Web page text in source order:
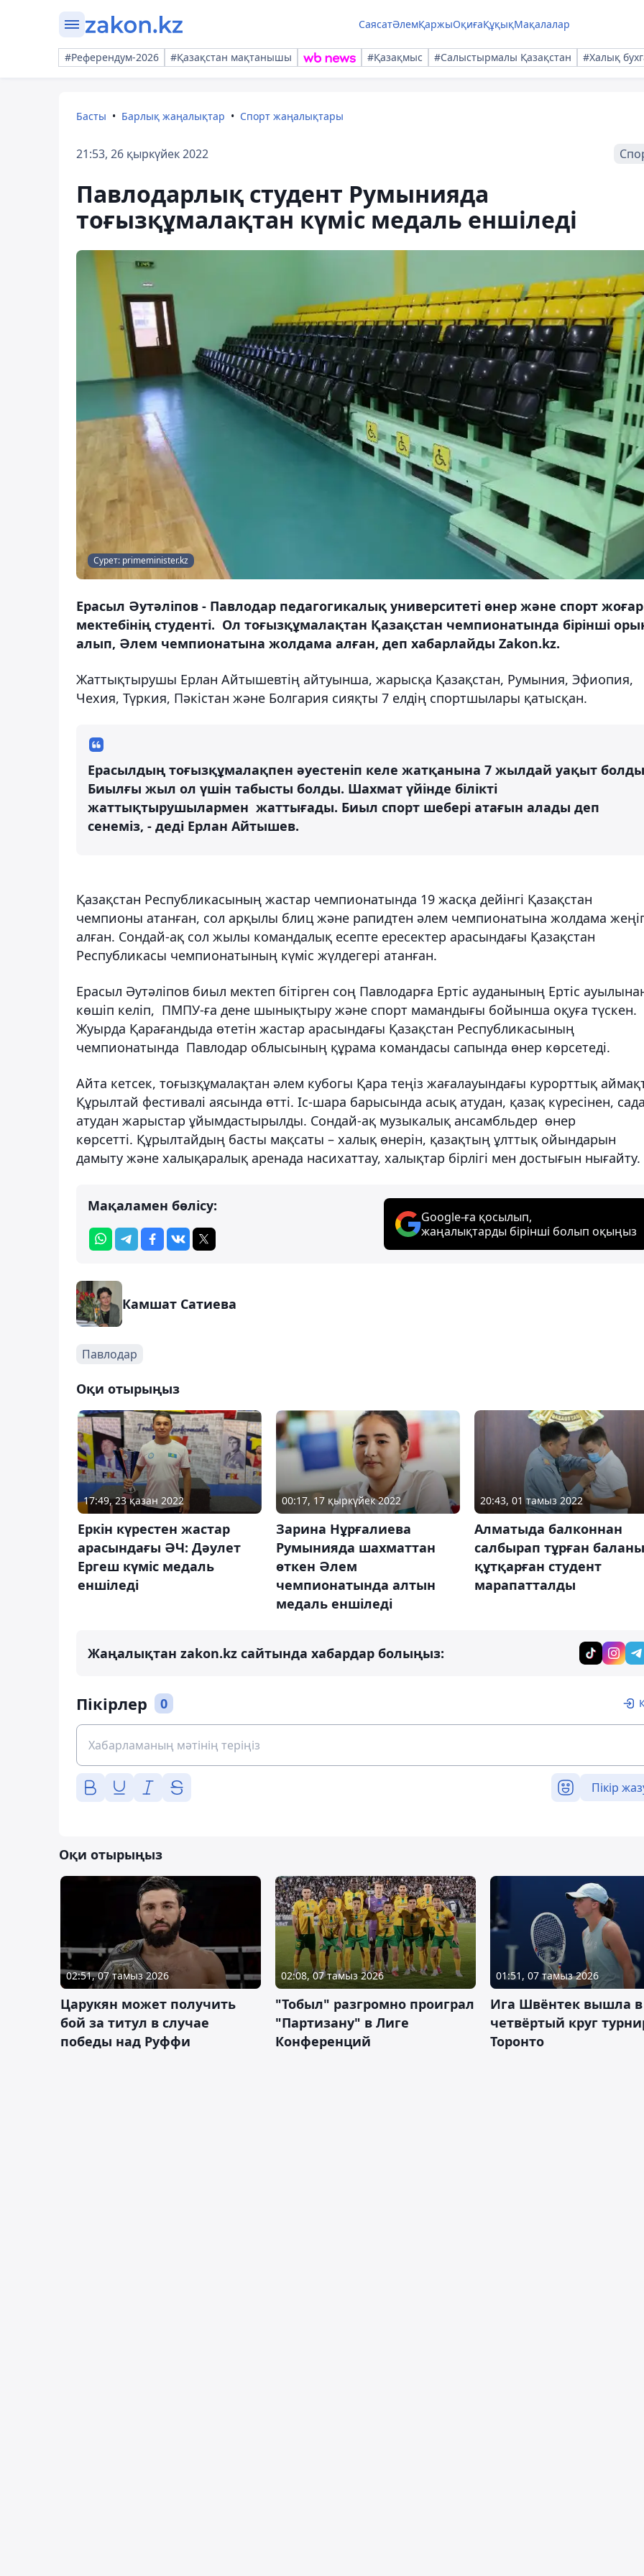
СаясатӘлемҚаржыОқиғаҚұқықМақалалар
#Референдум-2026 #Қазақстан мақтанышы #Қазақмыс #Салыстырмалы Қазақстан #Халық
Басты Барлық жаңалықтар Спорт жаңалықтары
21:53, 26 қыркүйек 2022
Павлодарлық студент Румынияда
тоғызқұмалақтан күміс медаль еншіледі
Сурет: primeminister.kz
Ерасыл Әутәліпов - Павлодар педагогикалық университеті өнер және спорт
мектебінің студенті. Ол тоғызқұмалақтан Қазақстан чемпионатында бірінші
алып, Әлем чемпионатына жолдама алған, деп хабарлайды Zakon.kz.
Жаттықтырушы Ерлан Айтышевтің айтуынша, жарысқа Қазақстан, Румыния, Эфиопия,
Чехия, Түркия, Пәкістан және Болгария сияқты 7 елдің спортшылары қатысқан.
Ерасылдың тоғызқұмалақпен әуестеніп келе жатқанына 7 жылдай уақыт
Биылғы жыл ол үшін табысты болды. Шахмат үйінде білікті
жаттықтырушылармен жаттығады. Биыл спорт шебері атағын алады деп
сенеміз, - деді Ерлан Айтышев.
Қазақстан Республикасының жастар чемпионатында 19 жасқа дейінгі Қазақстан
чемпионы атанған, сол арқылы блиц және рапидтен әлем чемпионатына жолдама
алған. Сондай-ақ сол жылы командалық есепте ересектер арасындағы Қазақстан
Республикасы чемпионатының күміс жүлдегері атанған.
Ерасыл Әутәліпов биыл мектеп бітірген соң Павлодарға Ертіс ауданының Ертіс
көшіп келіп, ПМПУ-ға дене шынықтыру және спорт мамандығы бойынша оқуға түскен.
Жуырда Қарағандыда өтетін жастар арасындағы Қазақстан Республикасының
чемпионатында Павлодар облысының құрама командасы сапында өнер көрсетеді.
Айта кетсек, тоғызқұмалақтан әлем кубогы Қара теңіз жағалауындағы курорттық
Құрылтай фестивалі аясында өтті. Іс-шара барысында асық атудан, қазақ күресінен,
атудан жарыстар ұйымдастырылды. Сондай-ақ музыкалық ансамбльдер өнер
көрсетті. Құрылтайдың басты мақсаты – халық өнерін, қазақтың ұлттық ойындарын
дамыту және халықаралық аренада насихаттау, халықтар бірлігі мен достығын нығайту.
Мақаламен бөлісу:
Google-ға қосылып,
жаңалықтарды бірінші болып оқыңыз
Камшат Сатиева
Павлодар
Оқи отырыңыз
17:49, 23 қазан 2022
Еркін күрестен жастар
арасындағы ӘЧ: Дәулет
Ергеш күміс медаль
еншіледі
00:17, 17 қыркүйек 2022
Зарина Нұрғалиева
Румынияда шахматтан
өткен Әлем
чемпионатында алтын
медаль еншіледі
20:43, 01 тамыз 2022
Алматыда балконнан
салбырап тұрған баланы
құтқарған студент
марапатталды
Жаңалықтан zakon.kz сайтында хабардар болыңыз:
Пікірлер 0
Пікір
Оқи отырыңыз
02:51, 07 тамыз 2026
Царукян может получить
бой за титул в случае
победы над Руффи
02:08, 07 тамыз 2026
"Тобыл" разгромно проиграл
"Партизану" в Лиге
Конференций
01:51, 07 тамыз 2026
Ига Швёнтек вышла в
четвёртый круг
Торонто